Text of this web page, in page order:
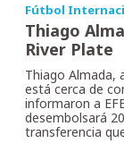
Fútbol
Thiago
River Plate
Thiago Almada,
está cerca de
informaron a
desembolsará
transferencia